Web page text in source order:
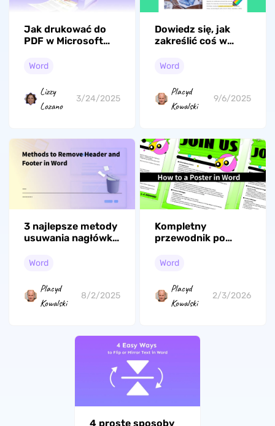
Jak drukować do
PDF w Microsoft
(Windows 11 & 10 &
Word
Lizzy
Lozano
3/24/2025
Dowiedz się, jak
zakreślić coś w
Word: przewodnik
dotyczący tekstu i
obrazów
Word
Placyd
Kowalski
9/6/2025
3 najlepsze metody
usuwania nagłówka
programie Word
Word
Placyd
Kowalski
8/2/2025
Kompletny
przewodnik po
w Wordzie [z
Word
Placyd
Kowalski
2/3/2026
4 proste sposoby